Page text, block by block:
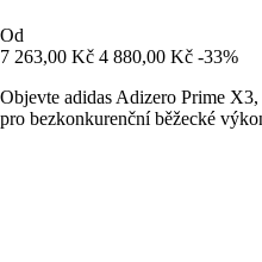
Od
7 263,00 Kč 4 880,00 Kč -33%
Objevte adidas Adizero Prime
pro bezkonkurenční běžecké